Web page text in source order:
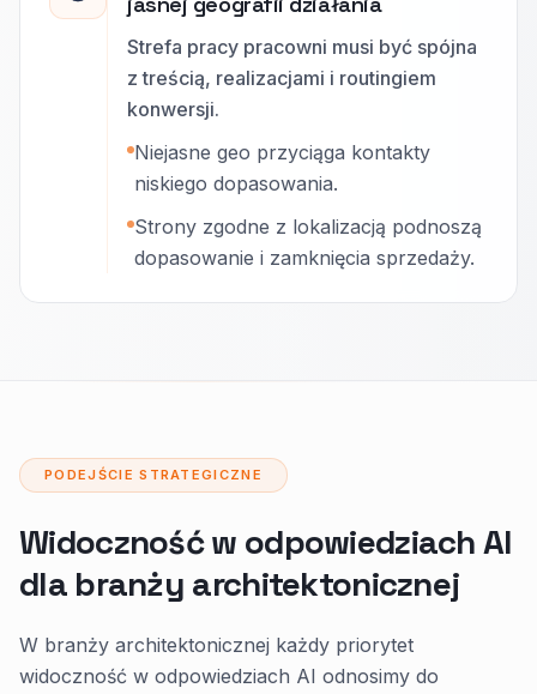
Strefa pracy pracowni musi być spójna
z treścią, realizacjami i routingiem
konwersji.
Niejasne geo przyciąga kontakty
niskiego dopasowania.
Strony zgodne z lokalizacją podnoszą
dopasowanie i zamknięcia sprzedaży.
PODEJŚCIE STRATEGICZNE
Widoczność w odpowiedziach AI
dla branży architektonicznej
W branży architektonicznej każdy priorytet
widoczność w odpowiedziach AI odnosimy do